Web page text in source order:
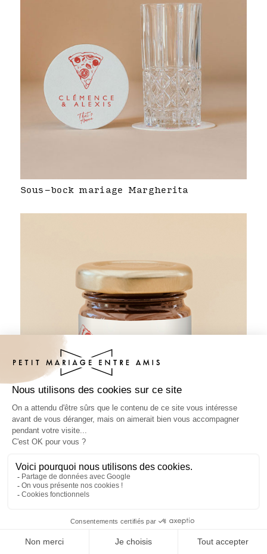
Sous-bock mariage Margherita